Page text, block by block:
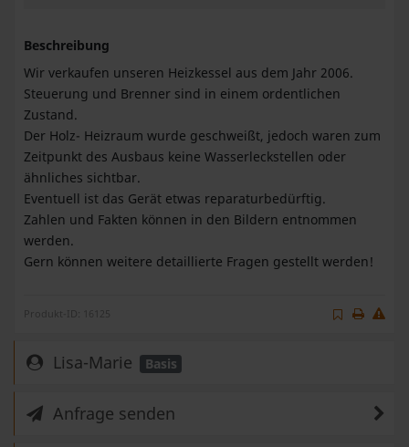
Beschreibung
Wir verkaufen unseren Heizkessel aus dem Jahr 2006.
Steuerung und Brenner sind in einem ordentlichen
Zustand.
Der Holz- Heizraum wurde geschweißt, jedoch waren zum
Zeitpunkt des Ausbaus keine Wasserleckstellen oder
ähnliches sichtbar.
Eventuell ist das Gerät etwas reparaturbedürftig.
Zahlen und Fakten können in den Bildern entnommen
werden.
Gern können weitere detaillierte Fragen gestellt werden!
Produkt-ID: 16125
Lisa-Marie Basis
Anfrage senden